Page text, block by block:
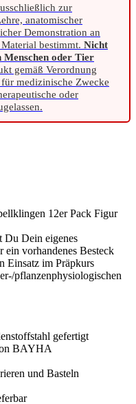
zur
anatomischer
Demonstration an
bestimmt. Nicht
Menschen oder Tier
gemäß Verordnung
medizinische Zwecke
oder
12er Pack Figur
Du Dein eigenes
ein vorhandenes Besteck
Einsatz im Präpkurs
pflanzenphysiologischen
gefertigt
BAYHA
und Basteln